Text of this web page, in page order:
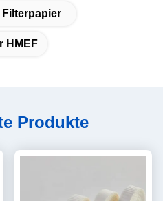
Filterpapier
HMEF
Produkte